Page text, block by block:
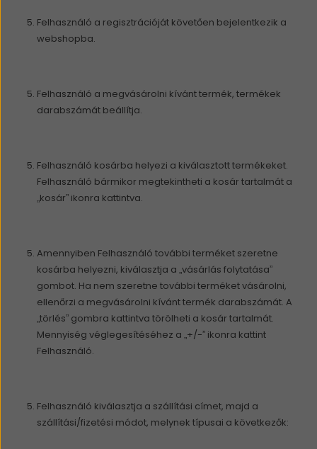
Felhasználó a regisztrációját követően bejelentkezik a
webshopba.
Felhasználó a megvásárolni kívánt termék, termékek
darabszámát beállítja.
Felhasználó kosárba helyezi a kiválasztott termékeket.
Felhasználó bármikor megtekintheti a kosár tartalmát a
„kosár” ikonra kattintva.
Amennyiben Felhasználó további terméket szeretne
kosárba helyezni, kiválasztja a „vásárlás folytatása”
gombot. Ha nem szeretne további terméket vásárolni,
ellenőrzi a megvásárolni kívánt termék darabszámát. A
„törlés” gombra kattintva törölheti a kosár tartalmát.
Mennyiség véglegesítéséhez a „+/-” ikonra kattint
Felhasználó.
Felhasználó kiválasztja a szállítási címet, majd a
szállítási/fizetési módot, melynek típusai a következők: